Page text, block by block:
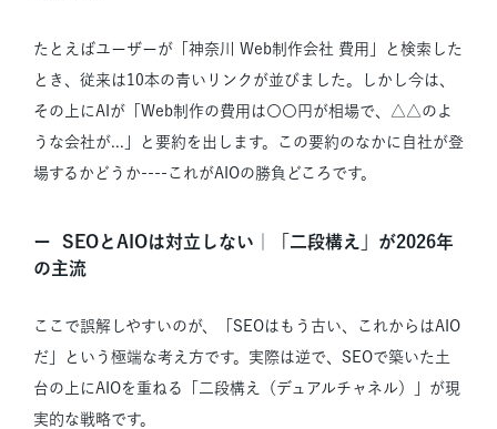
たとえばユーザーが「神奈川 Web制作会社 費用」と検索した
とき、従来は10本の青いリンクが並びました。しかし今は、
その上にAIが「Web制作の費用は〇〇円が相場で、△△のよ
うな会社が...」と要約を出します。この要約のなかに自社が登
場するかどうか----これがAIOの勝負どころです。
SEOとAIOは対立しない｜「二段構え」が2026年
の主流
ここで誤解しやすいのが、「SEOはもう古い、これからはAIO
だ」という極端な考え方です。実際は逆で、SEOで築いた土
台の上にAIOを重ねる「二段構え（デュアルチャネル）」が現
実的な戦略です。